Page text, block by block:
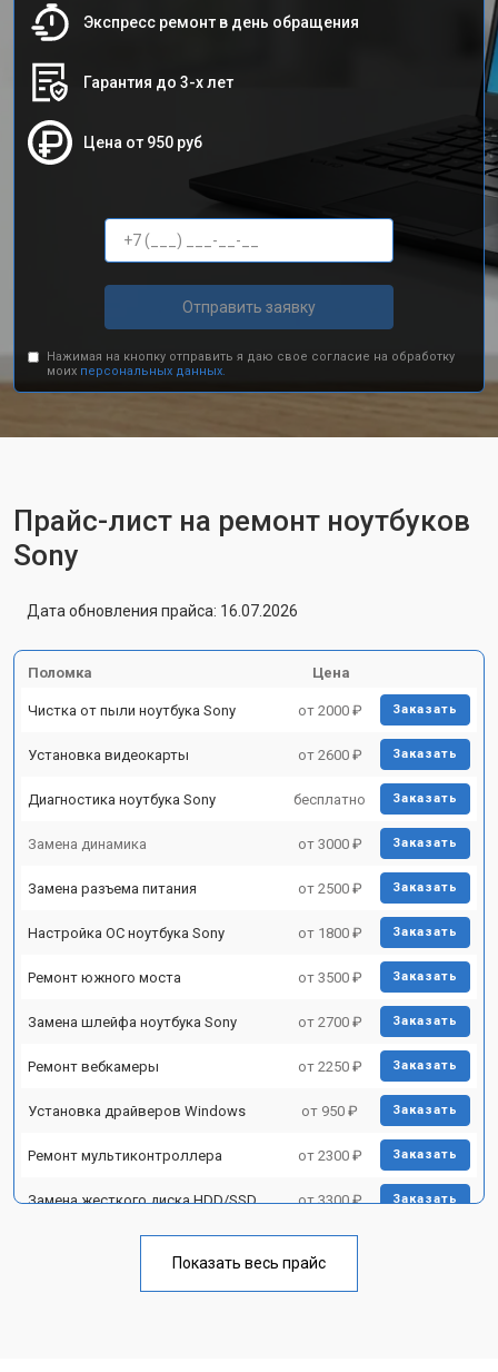
Экспресс ремонт в день обращения
Гарантия до 3-х лет
Цена от 950 руб
Отправить заявку
Нажимая на кнопку отправить я даю свое согласие на обработку
моих персональных данных.
Прайс-лист на ремонт ноутбуков
Sony
Дата обновления прайса: 16.07.2026
Поломка Цена
Чистка от пыли ноутбука Sony от 2000 ₽ Заказать
Установка видеокарты от 2600 ₽ Заказать
Диагностика ноутбука Sony бесплатно Заказать
Замена динамика от 3000 ₽ Заказать
Замена разъема питания от 2500 ₽ Заказать
Настройка ОС ноутбука Sony от 1800 ₽ Заказать
Ремонт южного моста от 3500 ₽ Заказать
Замена шлейфа ноутбука Sony от 2700 ₽ Заказать
Ремонт вебкамеры от 2250 ₽ Заказать
Установка драйверов Windows от 950 ₽ Заказать
Ремонт мультиконтроллера от 2300 ₽ Заказать
Замена жесткого диска HDD/SSD от 3300 ₽ Заказать
Замена тачпада ноутбука Sony от 1500 ₽
Показать весь прайс